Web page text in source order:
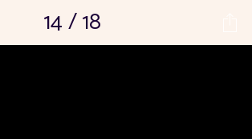
14 / 18